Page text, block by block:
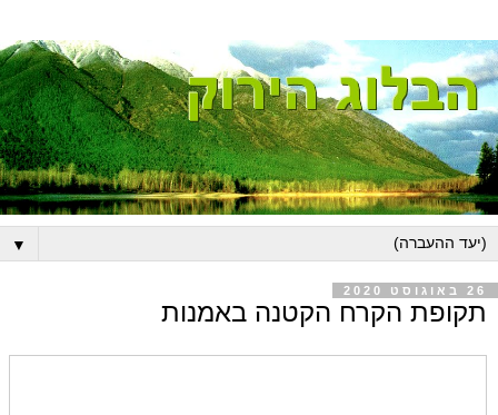
▼
26 באוגוסט 2020
תקופת הקרח הקטנה באמנות